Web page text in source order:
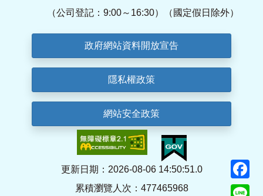
（公司登記：9:00～16:30）（國定假日除外）
政府網站資料開放宣告
隱私權政策
網站安全政策
更新日期：2026-08-06 14:50:51.0
累積瀏覽人次：477465968